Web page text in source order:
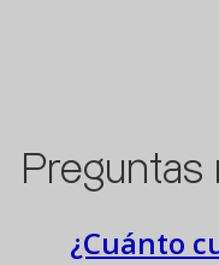
Preguntas
¿Cuánto